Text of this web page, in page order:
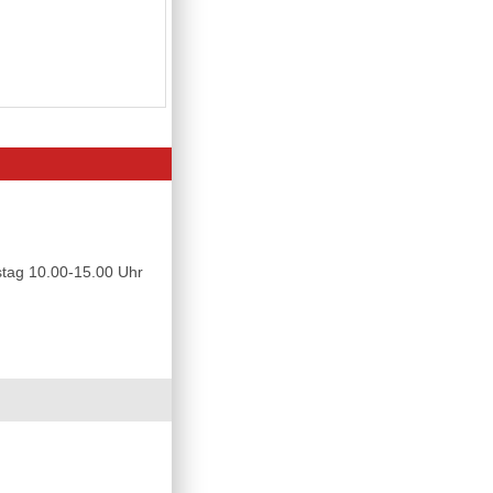
10.00-15.00 Uhr